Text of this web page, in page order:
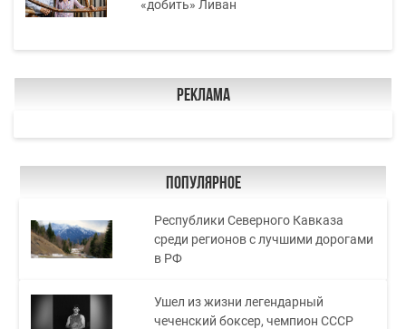
«добить» Ливан
Реклама
Популярное
Республики Северного Кавказа
среди регионов с лучшими дорогами
в РФ
Ушел из жизни легендарный
чеченский боксер, чемпион СССР